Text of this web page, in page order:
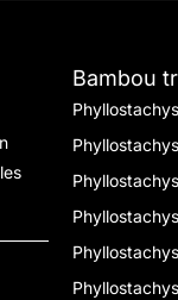
Bambou